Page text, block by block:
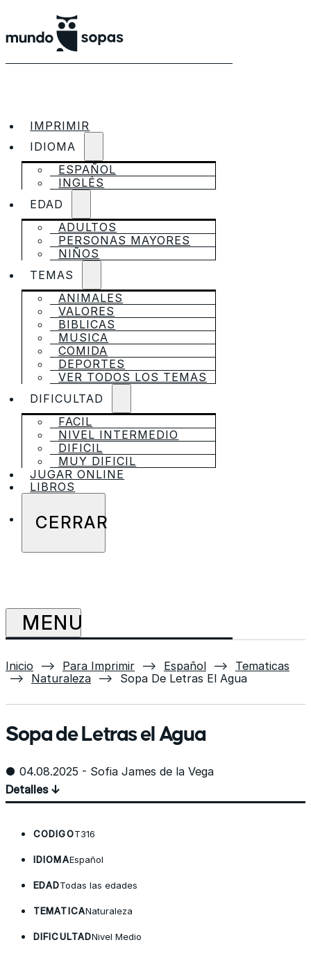
IMPRIMIR
IDIOMA
ESPAÑOL
INGLÉS
EDAD
ADULTOS
PERSONAS MAYORES
NIÑOS
TEMAS
ANIMALES
VALORES
BIBLICAS
MUSICA
COMIDA
DEPORTES
VER TODOS LOS TEMAS
DIFICULTAD
FACIL
NIVEL INTERMEDIO
DIFICIL
MUY DIFICIL
JUGAR ONLINE
LIBROS
Inicio ⟶ Para Imprimir ⟶ Español ⟶ Tematicas
⟶ Naturaleza ⟶ Sopa De Letras El Agua
Sopa de Letras el Agua
● 04.08.2025 - Sofia James de la Vega
Detalles ↓
CODIGOT316
IDIOMAEspañol
EDADTodas las edades
TEMATICANaturaleza
DIFICULTADNivel Medio